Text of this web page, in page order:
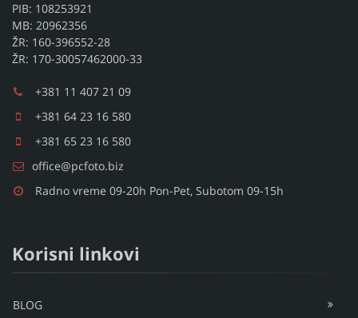
PIB: 108253921
MB: 20962356
ŽR: 160-396552-28
ŽR: 170-30057462000-33
+381 11 407 21 09
+381 64 23 16 580
+381 65 23 16 580
office@pcfoto.biz
Radno vreme 09-20h Pon-Pet, Subotom 09-15h
Korisni linkovi
BLOG